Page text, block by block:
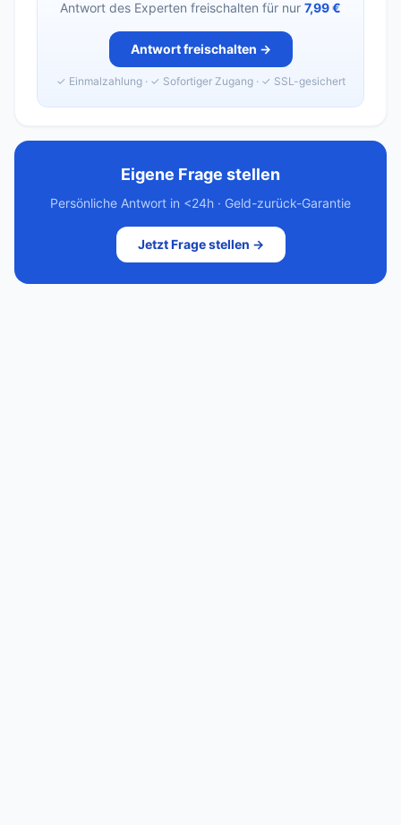
Antwort des Experten freischalten für nur 7,99 €
Antwort freischalten →
✓ Einmalzahlung · ✓ Sofortiger Zugang · ✓ SSL-gesichert
Eigene Frage stellen
Persönliche Antwort in <24h · Geld-zurück-Garantie
Jetzt Frage stellen →